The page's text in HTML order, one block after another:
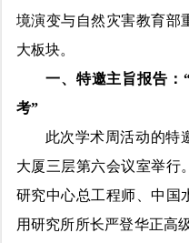
境演变与自然灾害教育部
大板块。
一、特邀主旨报告：
考”
此次学术周活动的特
大厦三层第六会议室举行
研究中心总工程师、中国
用研究所所长严登华正高